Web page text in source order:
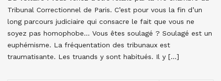
Tribunal Correctionnel de Paris. C’est pour vous la fin d’un
long parcours judiciaire qui consacre le fait que vous ne
soyez pas homophobe… Vous êtes soulagé ? Soulagé est un
euphémisme. La fréquentation des tribunaux est
traumatisante. Les truands y sont habitués. Il y […]